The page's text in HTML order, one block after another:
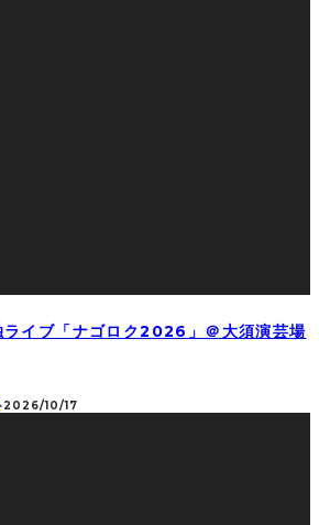
ライブ「ナゴロク2026」＠大須演芸場
·2026/10/17